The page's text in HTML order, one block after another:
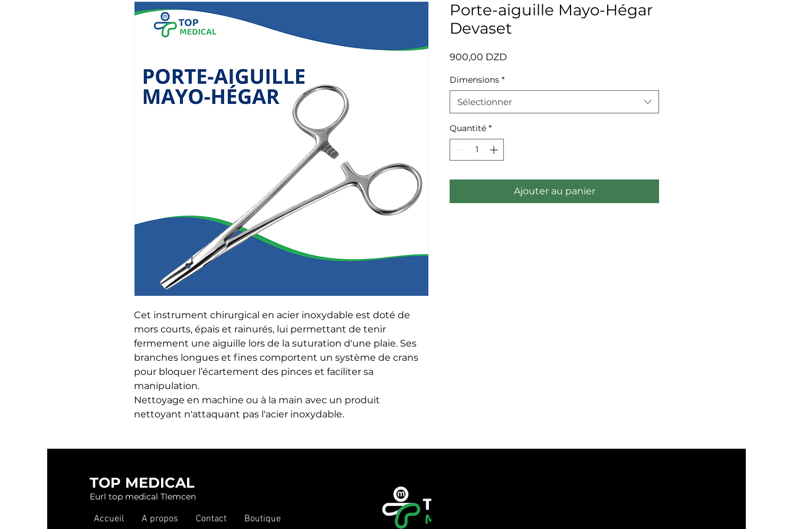
Cet instrument chirurgical en acier inoxydable est doté de
mors courts, épais et rainurés, lui permettant de tenir
fermement une aiguille lors de la suturation d'une plaie. Ses
branches longues et fines comportent un système de crans
pour bloquer l’écartement des pinces et faciliter sa
manipulation.
Nettoyage en machine ou à la main avec un produit
nettoyant n'attaquant pas l'acier inoxydable.
Porte-aiguille Mayo-Hégar
Devaset
900,00 DZDPrix
Dimensions *
Sélectionner
Quantité *
Ajouter au panier
TOP MEDICAL
Eurl top medical Tlemcen
Accueil A propos Contact Boutique